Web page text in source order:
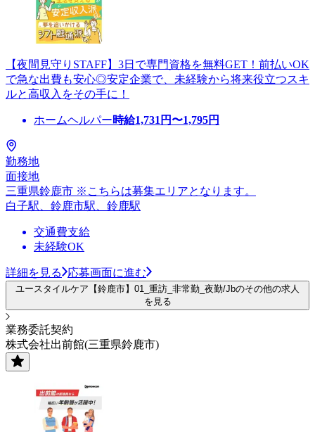
【夜間見守りSTAFF】3日で専門資格を無料GET！前払いOK
で急な出費も安心◎安定企業で、未経験から将来役立つスキ
ルと高収入をその手に！
ホームヘルパー時給1,731 円〜1,795円
勤務地
面接地
三重県鈴鹿市 ※こちらは募集エリアとなります。
白子駅、鈴鹿市駅、鈴鹿駅
交通費支給
未経験OK
詳細を見る 応募画面に進む
ユースタイルケア【鈴鹿市】01_重訪_非常勤_夜勤/Jbのその他の求人
を見る
業務委託契約
株式会社出前館(三重県鈴鹿市)